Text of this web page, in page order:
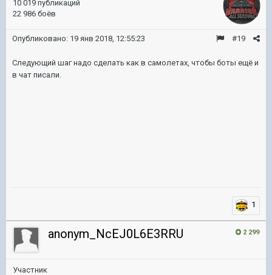
10 019 публикаций
22 986 боёв
#19
Опубликовано: 19 янв 2018, 12:55:23
Следующий шаг надо сделать как в самолетах, чтобы боты ещё и
в чат писали.
1
2 299
anonym_NcEJ0L6E3RRU
Участник